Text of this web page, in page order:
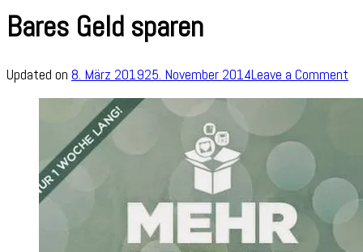
Bares Geld sparen
Updated on 8. März 201925. November 2014Leave a Comment